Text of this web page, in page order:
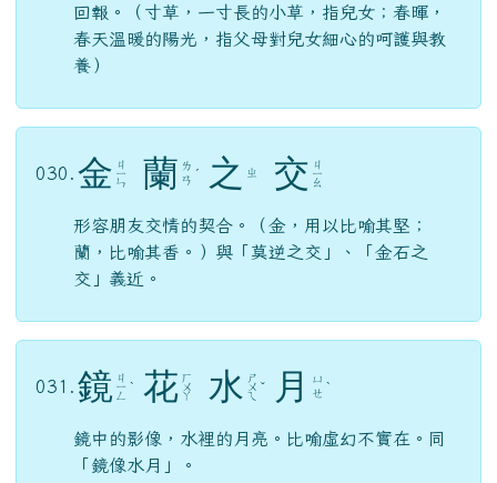
回報。（寸草，一寸長的小草，指兒女；春暉，
春天溫暖的陽光，指父母對兒女細心的呵護與教
養）
030. 金 ㄐ
ㄧ
ㄣ 蘭 ㄌ
ㄢ ˊ 之 ㄓ 交 ㄐ
ㄧ
ㄠ
形容朋友交情的契合。（金，用以比喻其堅；
蘭，比喻其香。）與「莫逆之交」、「金石之
交」義近。
031. 鏡 ㄐ
ㄧ
ㄥ
ˋ 花 ㄏ
ㄨ
ㄚ 水 ㄕ
ㄨ
ㄟ
ˇ 月
ㄩ
ㄝ ˋ
鏡中的影像，水裡的月亮。比喻虛幻不實在。同
「鏡像水月」。